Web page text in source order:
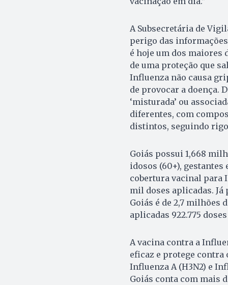
A Subsecretária de
perigo das
é hoje um dos maiores
de uma proteção que
Influenza não causa
de provocar a doença.
‘misturada’ ou
diferentes, com
distintos, seguindo
Goiás possui 1,668
idosos (60+), gestantes
cobertura vacinal para
mil doses aplicadas.
Goiás é de 2,7 milhões
aplicadas 922.775
A vacina contra a
eficaz e protege contra
Influenza A (H3N2) e
Goiás conta com mais